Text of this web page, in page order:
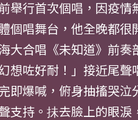
舉行首次個唱，因疫
個唱舞台，他全晚都
大合唱《未知道》前
想咗好耐！」接近尾
即爆喊，俯身抽搐哭
支持。抺去臉上的眼